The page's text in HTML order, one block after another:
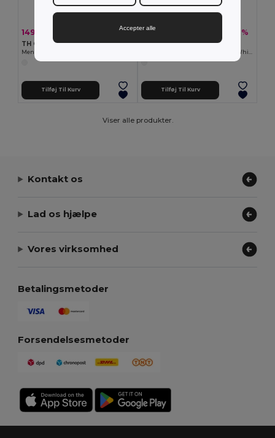
149,79 kr -33%
TH Clothes 30194
Men's long-sleeved shirt. White
Tilføj Til Kurv
129,42 kr -29%
TH Clothes 30200
Tilføj Til Kurv
Viser alle produkter.
Kontakt os
Lad os hjælpe
Vores virksomhed
Betalingsmetoder
Forsendelsesmetoder
Accepter alle